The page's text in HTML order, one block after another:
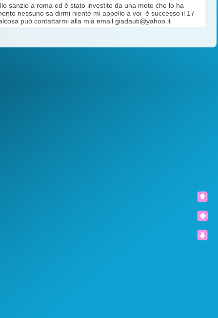
sanzio a roma ed è stato investito da una moto che lo ha
nessuno sa dirmi niente mi appello a voi è successo il 17
può contattarmi alla mia email giadauti@yahoo.it